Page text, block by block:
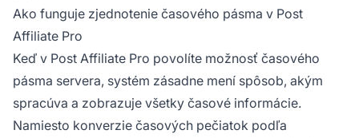
Ako funguje zjednotenie časového pásma v Post
Affiliate Pro
Keď v Post Affiliate Pro povolíte možnosť časového
pásma servera, systém zásadne mení spôsob, akým
spracúva a zobrazuje všetky časové informácie.
Namiesto konverzie časových pečiatok podľa